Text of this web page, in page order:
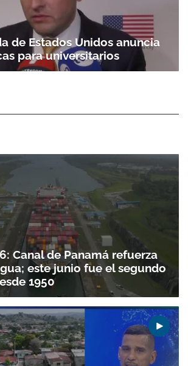
de Estados Unidos anuncia
para universitarios
Canal de Panamá refuerza
este junio fue el segundo
1950